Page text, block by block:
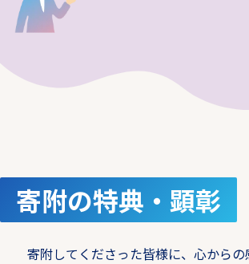
寄附の特典・顕彰
寄附してくださった皆様に、心からの